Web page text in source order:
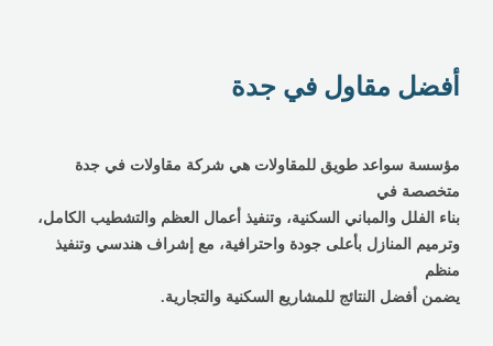
أفضل مقاول في جدة
مؤسسة سواعد طويق للمقاولات هي شركة مقاولات في جدة
متخصصة في
بناء الفلل والمباني السكنية، وتنفيذ أعمال العظم والتشطيب الكامل،
وترميم المنازل بأعلى جودة واحترافية، مع إشراف هندسي وتنفيذ
منظم
يضمن أفضل النتائج للمشاريع السكنية والتجارية.